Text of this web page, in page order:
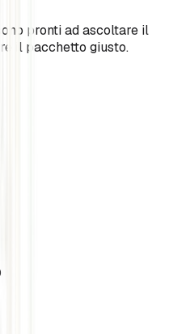
pronti ad ascoltare il
il pacchetto giusto.